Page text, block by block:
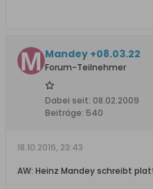
Mandey +08.03.22
Forum-Teilnehmer
Dabei seit: 08.02.2009
Beiträge: 540
18.10.2016, 23:43
AW: Heinz Mandey schreibt